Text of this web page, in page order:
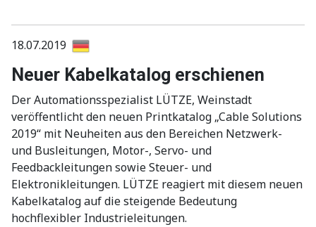
18.07.2019
Neuer Kabelkatalog erschienen
Der Automationsspezialist LÜTZE, Weinstadt
veröffentlicht den neuen Printkatalog „Cable Solutions
2019“ mit Neuheiten aus den Bereichen Netzwerk-
und Busleitungen, Motor-, Servo- und
Feedbackleitungen sowie Steuer- und
Elektronikleitungen. LÜTZE reagiert mit diesem neuen
Kabelkatalog auf die steigende Bedeutung
hochflexibler Industrieleitungen.